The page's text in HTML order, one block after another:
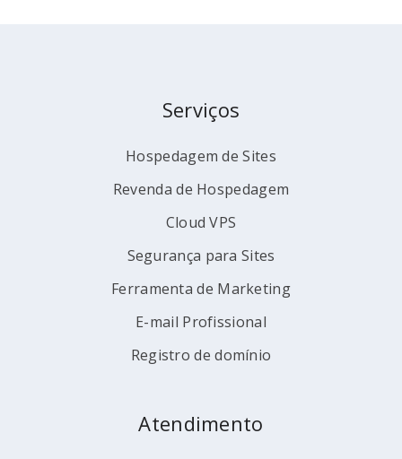
Serviços
Hospedagem de Sites
Revenda de Hospedagem
Cloud VPS
Segurança para Sites
Ferramenta de Marketing
E-mail Profissional
Registro de domínio
Atendimento